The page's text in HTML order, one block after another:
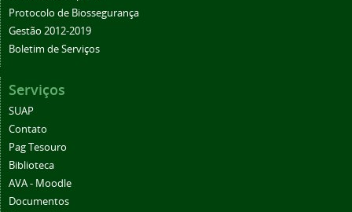
Protocolo de Biossegurança
Gestão 2012-2019
Boletim de Serviços
Serviços
SUAP
Contato
Pag Tesouro
Biblioteca
AVA - Moodle
Documentos